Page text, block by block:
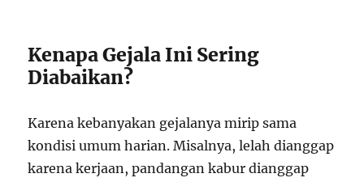
Kenapa Gejala Ini Sering
Diabaikan?
Karena kebanyakan gejalanya mirip sama
kondisi umum harian. Misalnya, lelah dianggap
karena kerjaan, pandangan kabur dianggap